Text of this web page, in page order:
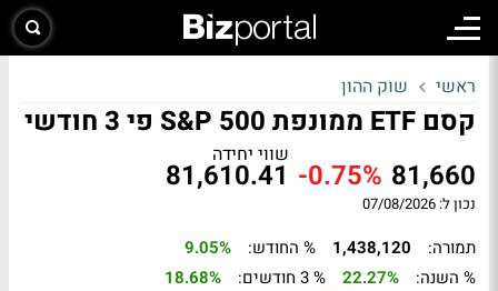
ראשי שוק ההון
קסם ETF ממונפת S&P 500 פי 3 חודשי
81,660
-0.75%
שווי יחידה
81,610.41
נכון ל: 07/08/2026
תמורה: 1,438,120 % החודש:
9.05%
% השנה:
22.27% % 3 חודשים:
18.68%